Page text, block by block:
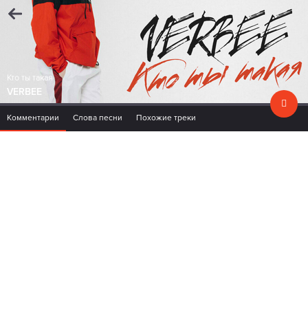
Кто ты такая
VERBEE
Комментарии Слова песни Похожие треки